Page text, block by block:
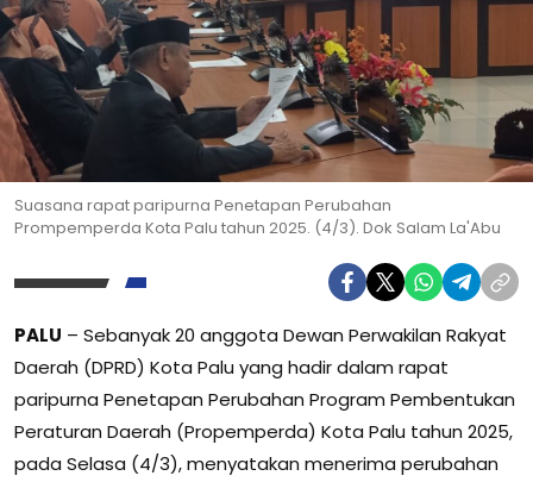
Suasana rapat paripurna Penetapan Perubahan
Prompemperda Kota Palu tahun 2025. (4/3). Dok Salam La'Abu
PALU – Sebanyak 20 anggota Dewan Perwakilan Rakyat
Daerah (DPRD) Kota Palu yang hadir dalam rapat
paripurna Penetapan Perubahan Program Pembentukan
Peraturan Daerah (Propemperda) Kota Palu tahun 2025,
pada Selasa (4/3), menyatakan menerima perubahan